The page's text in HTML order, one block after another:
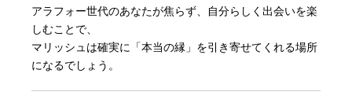
アラフォー世代のあなたが焦らず、自分らしく出会いを楽
しむことで、
マリッシュは確実に「本当の縁」を引き寄せてくれる場所
になるでしょう。